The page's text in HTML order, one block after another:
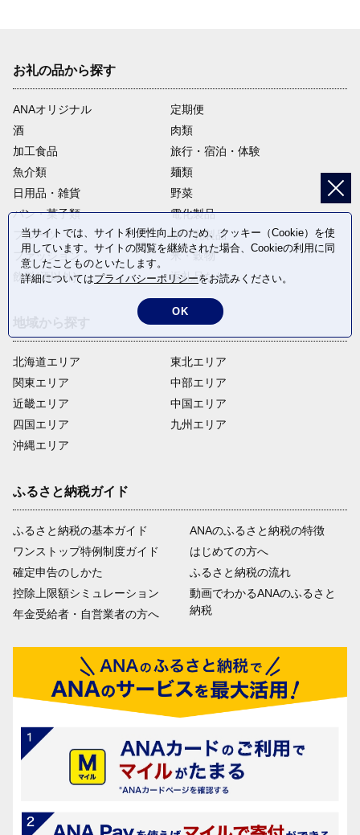
お礼の品から探す
ANAオリジナル
定期便
酒
肉類
加工食品
旅行・宿泊・体験
魚介類
麺類
日用品・雑貨
野菜
パン・菓子類
電化製品
フルーツ
卵・乳製品
ファッション
米・穀物
飲料(酒以外)
返礼品なし
北海道エリア
関東エリア
近畿エリア
四国エリア
沖縄エリア
東北エリア
中部エリア
中国エリア
九州エリア
ふるさと納税ガイド
ふるさと納税の基本ガイド
ワンストップ特例制度ガイド
確定申告のしかた
控除上限額シミュレーション
年金受給者・自営業者の方へ
ANAのふるさと納税の特徴
はじめての方へ
ふるさと納税の流れ
動画でわかるANAのふるさと
納税
当サイトでは、サイト利便性向上のため、クッキー（Cookie）を使
用しています。サイトの閲覧を継続された場合、Cookieの利用に同
意したことものといたします。
詳細についてはプライバシーポリシーをお読みください。
OK